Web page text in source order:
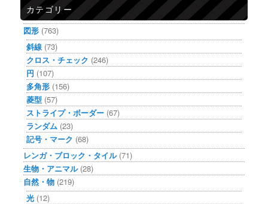
カテゴリー
図形 (763)
斜線 (73)
クロス・チェック (246)
円 (107)
多角形 (156)
菱型 (57)
ストライプ・ボーダー (67)
ランダム (23)
記号・マーク (68)
レンガ・ブロック・タイル(71)
生物・アニマル(28)
自然・物 (219)
光 (12)